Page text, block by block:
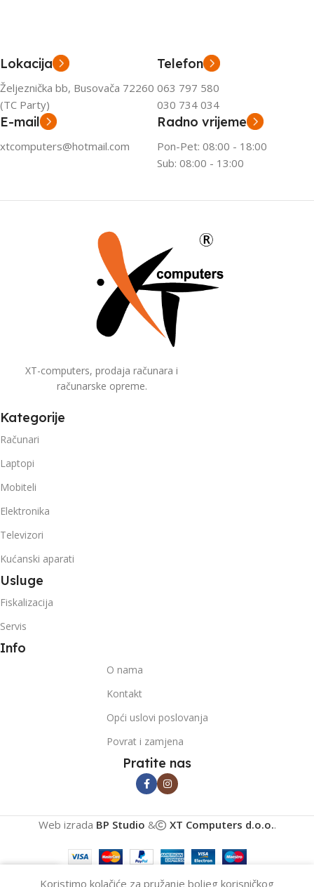
Lokacija
Željeznička bb, Busovača 72260
(TC Party)
Telefon
063 797 580
030 734 034
E-mail
xtcomputers@hotmail.com
Radno vrijeme
Pon-Pet: 08:00 - 18:00
Sub: 08:00 - 13:00
XT-computers, prodaja računara i
računarske opreme.
Kategorije
Računari
Laptopi
Mobiteli
Elektronika
Televizori
Kućanski aparati
Usluge
Fiskalizacija
Servis
Info
O nama
Kontakt
Opći uslovi poslovanja
Povrat i zamjena
Pratite nas
Web izrada BP Studio & XT Computers d.o.o..
Koristimo kolačiće za pružanje boljeg korisničkog